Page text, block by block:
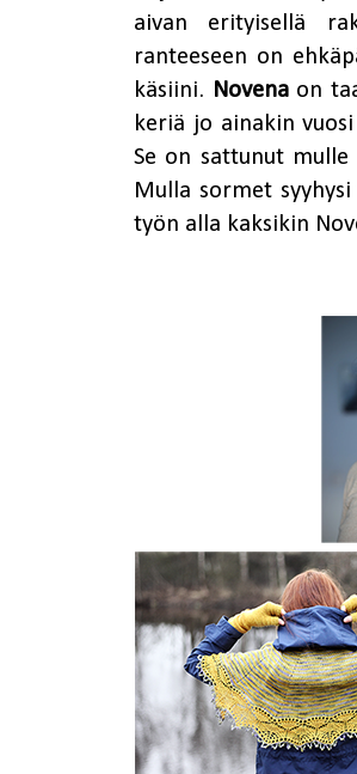
aivan erityisellä
ranteeseen on
käsiini. Novenaon
keriä jo ainakin
Se on sattunut
Mulla sormet
työn alla kaksikin